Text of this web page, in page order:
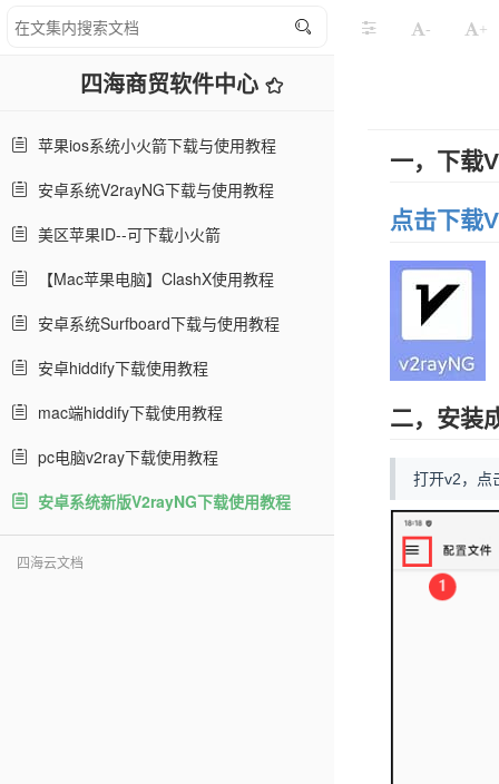
四海商贸软件中心
苹果ios系统小火箭下载与使用教程
安卓系统V2rayNG下载与使用教程
美区苹果ID--可下载小火箭
【Mac苹果电脑】ClashX使用教程
安卓系统Surfboard下载与使用教程
安卓hiddify下载使用教程
mac端hiddify下载使用教程
pc电脑v2ray下载使用教程
安卓系统新版V2rayNG下载使用教程
四海云文档
- +
一，下载
点击下载
二，安装
打开v2，点